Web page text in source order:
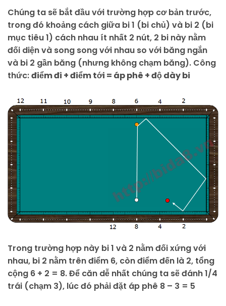
Chúng ta sẽ bắt đầu với trường hợp cơ bản trước,
trong đó khoảng cách giữa bi 1 (bi chủ) và bi 2 (bi
mục tiêu 1) cách nhau ít nhất 2 nút, 2 bi này nằm
đối diện và song song với nhau so với băng ngắn
và bi 2 gần băng (nhưng không chạm băng). Công
thức:điểm đi + điểm tới = áp phê + độ dày bi
Trong trường hợp này bi 1 và 2 nằm đối xứng với
nhau, bi 2 nằm trên điểm 6, còn điểm đến là 2, tổng
cộng 6 + 2 = 8. Để căn dễ nhất chúng ta sẽ đánh 1/4
trái (chạm 3), lúc đó phải đặt áp phê 8 – 3 = 5